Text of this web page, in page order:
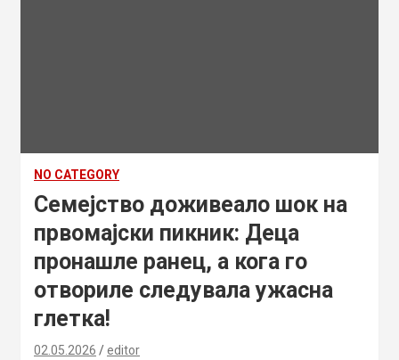
NO CATEGORY
Семејство доживеало шок на
првомајски пикник: Деца
пронашле ранец, а кога го
отвориле следувала ужасна
глетка!
02.05.2026 editor